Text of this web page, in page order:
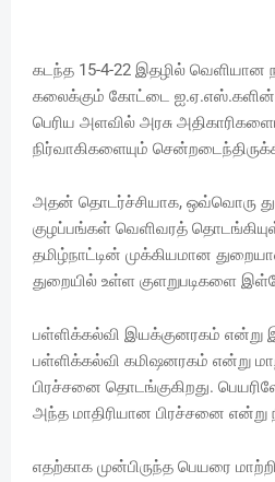
கடந்த 15-4-22 இதழில்
கலைக்கும் கோட்டை ஐ.ஏ.எஸ்.களின்
பெரிய அளவில் அரசு
நிர்வாகிகளையும்
அதன் தொடர்ச்சியாக, ஒவ்வொரு
குழப்பங்கள் வெளிவரத்
தமிழ்நாட்டின் முக்கியமான
துறையில் உள்ள குளறுபடிகளை
பள்ளிக்கல்வி இயக்குனரகம் என்று
பள்ளிக்கல்வி கமிஷனரகம் என்று
பிரச்சனை தொடங்குகிறது.
அந்த மாதிரியான பிரச்சனை
எதற்காக முன்பிருந்த பெயரை